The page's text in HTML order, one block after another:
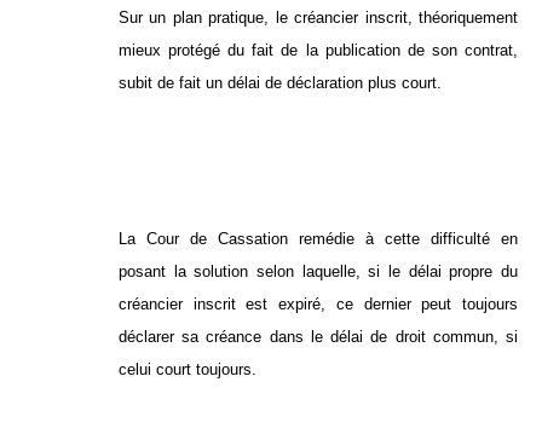
Sur un plan pratique, le créancier inscrit, théoriquement
mieux protégé du fait de la publication de son contrat,
subit de fait un délai de déclaration plus court.
La Cour de Cassation remédie à cette difficulté en
posant la solution selon laquelle, si le délai propre du
créancier inscrit est expiré, ce dernier peut toujours
déclarer sa créance dans le délai de droit commun, si
celui court toujours.